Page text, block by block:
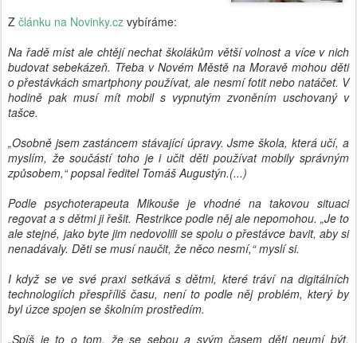
Z článku na Novinky.cz vybíráme:
Na řadě míst ale chtějí nechat školákům větší volnost a více v nich
budovat sebekázeň. Třeba v Novém Městě na Moravě mohou děti
o přestávkách smartphony používat, ale nesmí fotit nebo natáčet. V
hodině pak musí mít mobil s vypnutým zvoněním uschovaný v
tašce.
„Osobně jsem zastáncem stávající úpravy. Jsme škola, která učí, a
myslím, že součástí toho je i učit děti používat mobily správným
způsobem,“ popsal ředitel Tomáš Augustýn.(...)
Podle psychoterapeuta Mikouše je vhodné na takovou situaci
regovat a s dětmi ji řešit. Restrikce podle něj ale nepomohou. „Je to
ale stejné, jako byte jim nedovolili se spolu o přestávce bavit, aby si
nenadávaly. Děti se musí naučit, že něco nesmí,“ myslí si.
I když se ve své praxi setkává s dětmi, které tráví na digitálních
technologiích přespříliš času, není to podle něj problém, který by
byl úzce spojen se školním prostředím.
„Spíš je to o tom, že se sebou a svým časem děti neumí být,